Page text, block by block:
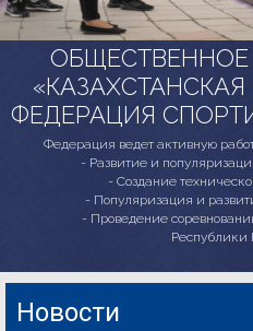
ФЕДЕРАЦИЯ
Федерация ведет активную
- Развитие и
- Создание
- Популяризация и
- Проведение
Республики
Новости